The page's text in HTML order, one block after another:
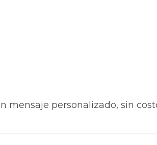
mensaje personalizado, sin